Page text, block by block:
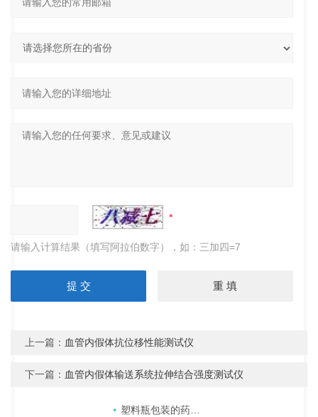
请输入计算结果（填写阿拉伯数字），如：三加四=7
上一篇： 血管内假体抗位移性能测试仪
下一篇： 血管内假体输送系统拉伸结合强度测试仪
相关文章 塑料瓶包装的药品氧化变质或变色的原因是什么